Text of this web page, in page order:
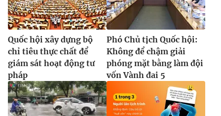
Quốc hội xây dựng bộ
chỉ tiêu thực chất để
giám sát hoạt động tư
pháp
Phó Chủ tịch Quốc hội:
Không để chậm giải
phóng mặt bằng làm đội
vốn Vành đai 5